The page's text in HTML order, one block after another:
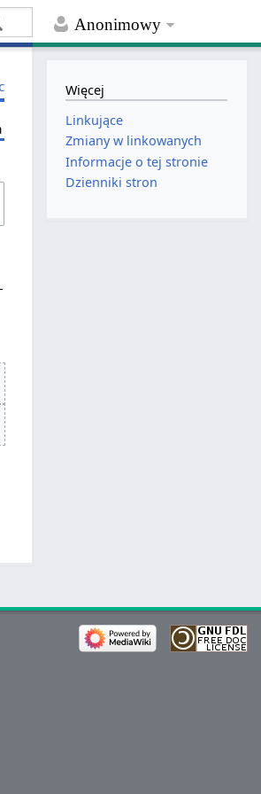
Anonimowy
Więcej
Linkujące
Zmiany w linkowanych
Informacje o tej stronie
Dzienniki stron